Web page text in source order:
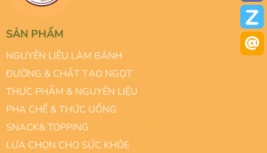
SẢN PHẨM
NGUYÊN LIỆU LÀM BÁNH
ĐƯỜNG & CHẤT TẠO NGỌT
THỰC PHẨM & NGUYÊN LIỆU
PHA CHẾ & THỨC UỐNG
SNACK& TOPPING
LỰA CHỌN CHO SỨC KHỎE